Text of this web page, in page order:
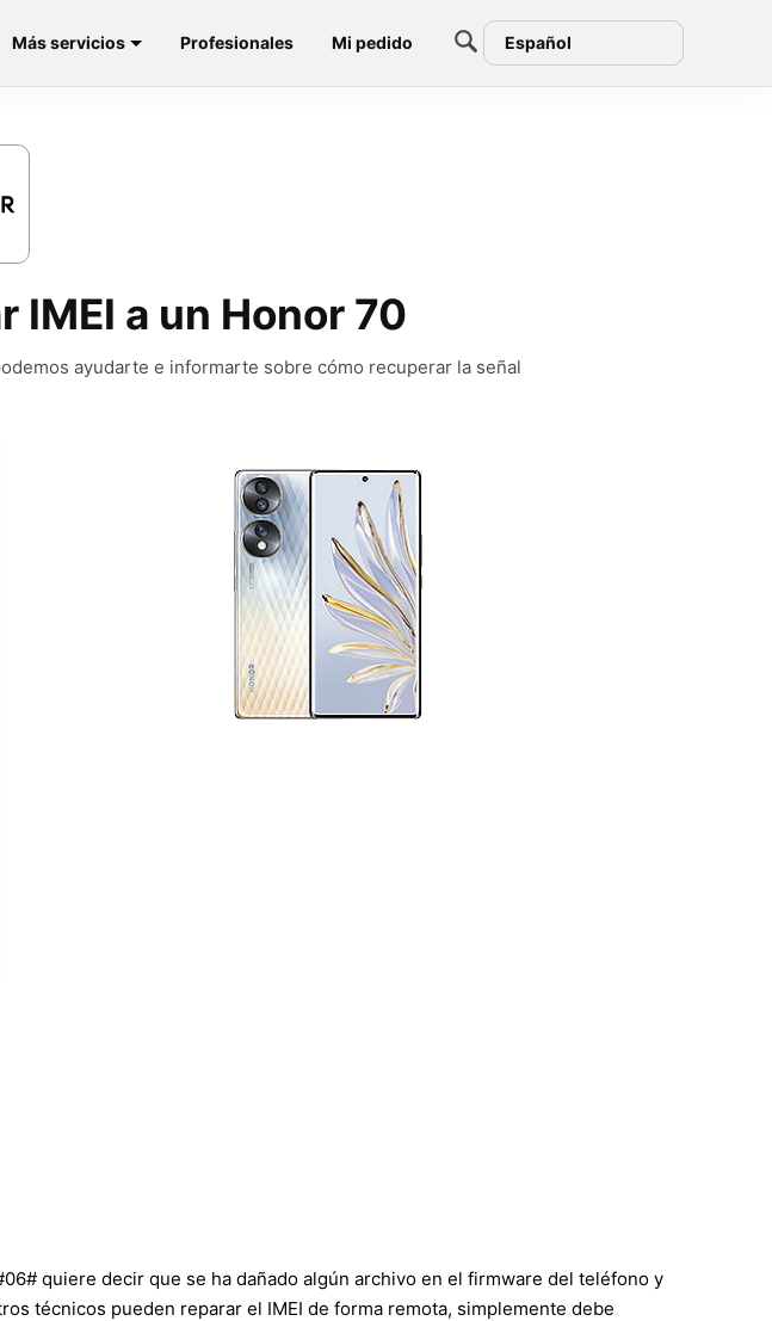
Más servicios Profesionales Mi pedido Español
a un Honor 70
ayudarte e informarte sobre cómo recuperar la señal
quiere decir que se ha dañado algún archivo en el firmware del teléfono y
técnicos pueden reparar el IMEI de forma remota, simplemente debe